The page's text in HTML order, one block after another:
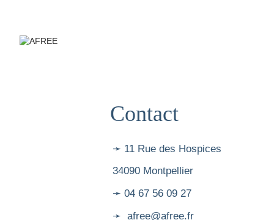
Contact
➛ 11 Rue des Hospices
34090 Montpellier
➛ 04 67 56 09 27
➛ afree@afree.fr